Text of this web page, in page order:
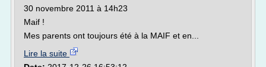
30 novembre 2011 à 14h23
Maif !
Mes parents ont toujours été à la MAIF et en...
Lire la suite